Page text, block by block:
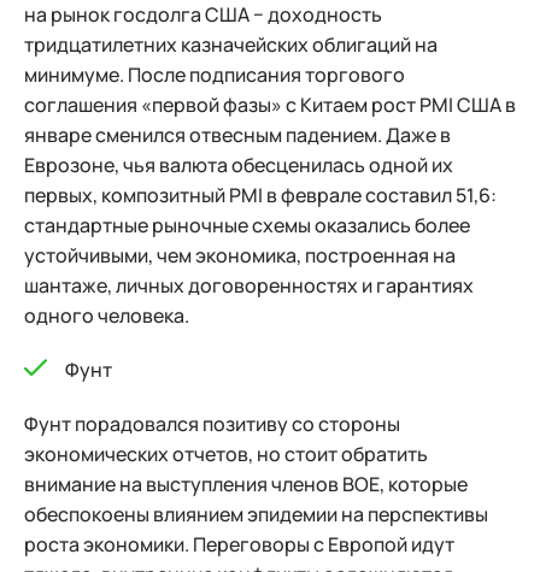
на рынок госдолга США − доходность
тридцатилетних казначейских облигаций на
минимуме. После подписания торгового
соглашения «первой фазы» с Китаем рост PMI США в
январе сменился отвесным падением. Даже в
Еврозоне, чья валюта обесценилась одной их
первых, композитный PMI в феврале составил 51,6:
стандартные рыночные схемы оказались более
устойчивыми, чем экономика, построенная на
шантаже, личных договоренностях и гарантиях
одного человека.
Фунт
Фунт порадовался позитиву со стороны
экономических отчетов, но стоит обратить
внимание на выступления членов ВОЕ, которые
обеспокоены влиянием эпидемии на перспективы
роста экономики. Переговоры с Европой идут